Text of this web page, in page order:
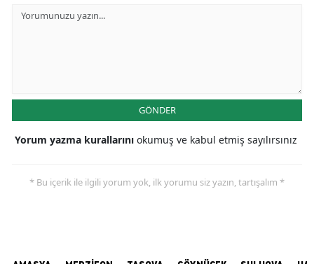
GÖNDER
Yorum yazma kurallarını okumuş ve kabul etmiş sayılırsınız
* Bu içerik ile ilgili yorum yok, ilk yorumu siz yazın, tartışalım *